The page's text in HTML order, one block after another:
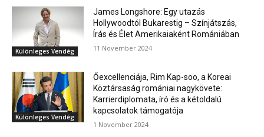
Különleges Vendég
James Longshore: Egy utazás
Hollywoodtól Bukarestig – Színjátszás,
Írás és Élet Amerikaiaként Romániában
11 November 2024
Különleges Vendég
Őexcellenciája, Rim Kap-soo, a Koreai
Köztársaság romániai nagykövete:
Karrierdiplomata, író és a kétoldalú
kapcsolatok támogatója
1 November 2024